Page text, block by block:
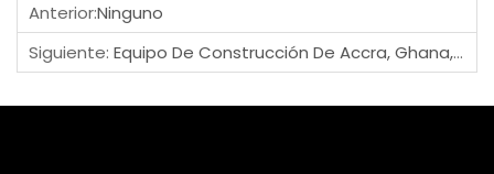
Anterior:Ninguno
Siguiente: Equipo De Construcción De Accra, Ghana, Visita Nuestra Fábrica, Uniendo Fuerzas Para Explorar Nuevos Horizontes En Ingeniería Municipal